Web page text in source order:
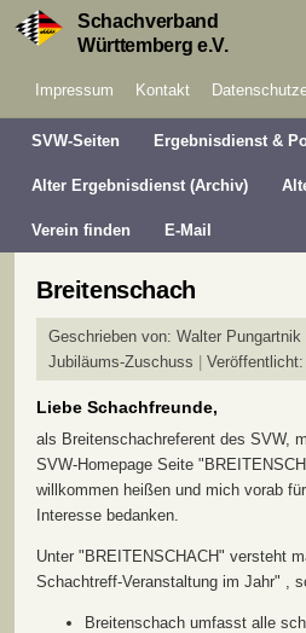
Schachverband
Württemberg e.V.
Impressum Kontakt
SVW-Seiten Ergebnisdienst &
Alter Ergebnisdienst (Archiv)
Verein finden E-Mail
Breitenschach
Geschrieben von: Walter Pungartnik
Jubiläums-Zuschuss
Liebe Schachfreunde,
als Breitenschachreferent des SVW,
SVW-Homepage Seite
willkommen heißen und mich vorab
Interesse bedanken.
Unter "BREITENSCHACH" versteht
Schachtreff-Veranstaltung im Jahr" ,
Breitenschach umfasst alle